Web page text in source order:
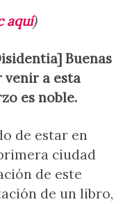
aquí)
Buenas
venir a esta
es noble.
de estar en
ciudad
de este
de un libro,